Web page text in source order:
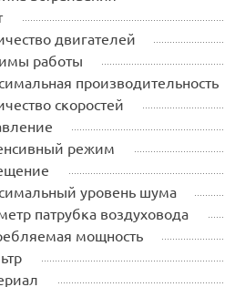
двигателей
работы
производительность
скоростей
режим
уровень шума
патрубка воздуховода
мощность